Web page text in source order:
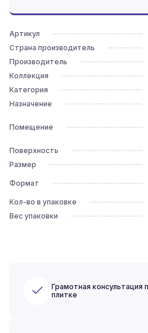
Артикул
Страна производитель
Производитель
Коллекция
Категория
Назначение
Помещение
Поверхность
Размер
Формат
Кол-во в упаковке
Вес упаковки
Грамотная консультация
плитке